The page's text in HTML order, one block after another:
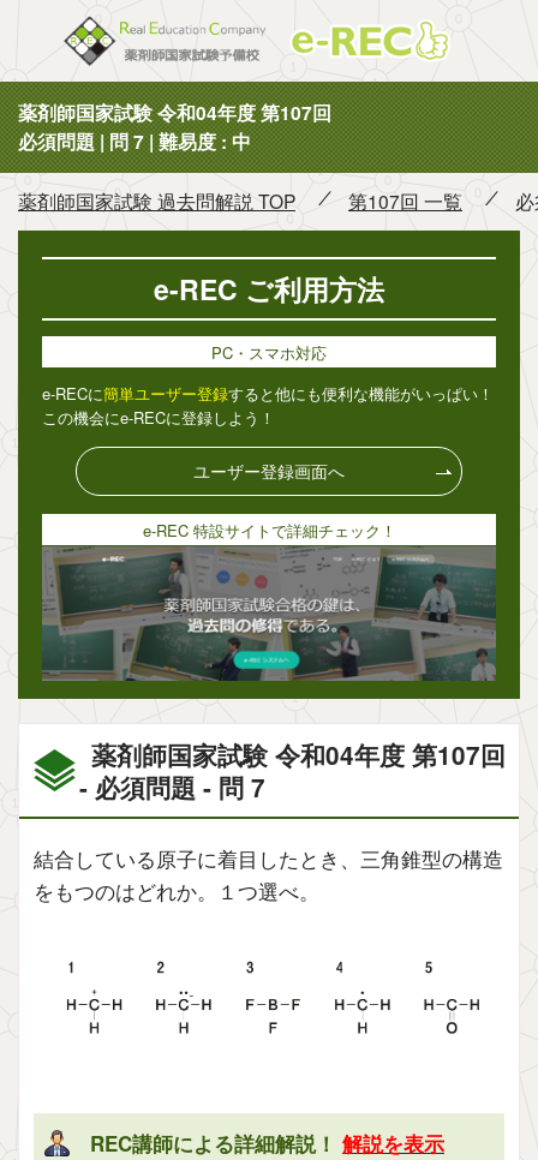
薬剤師国家試験 令和04年度 第107回
必須問題 | 問 7 | 難易度 : 中
薬剤師国家試験 過去問解説 TOP 第107回 一覧
薬剤師国家試験 令和04年度 第107回
- 必須問題 - 問 7
結合している原子に着目したとき、三角錐型の構造
をもつのはどれか。１つ選べ。
REC講師による詳細解説！ 解説を表示
e-REC ご利用方法
PC・スマホ対応
e-RECに簡単ユーザー登録すると他にも便利な機能がいっぱい！
この機会にe-RECに登録しよう！
ユーザー登録画面へ
e-REC 特設サイトで詳細チェック！